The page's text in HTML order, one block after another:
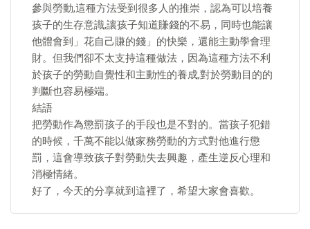
參與勞動,這種方法受到很多人的推崇，認為可以培養
孩子的生存意識,讓孩子知道賺錢的不易，同時也能讓
他體會到」花自己賺的錢」的快樂，還能主動學會理
財。但我們卻不太支持這種做法，因為這種方法不利
於孩子的勞動自覺性和主動性的養成,對於勞動目的的
判斷也容易極端。
結語
把勞動作為懲罰孩子的手段也是不對的。當孩子犯錯
的時候，千萬不能以做家務勞動的方式對他進行懲
罰，這會導致孩子對勞動失去興趣，產生逆反心理和
消極情緒。
好了，今天的分享就到這裡了，希望大家會喜歡。